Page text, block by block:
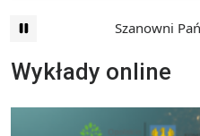
Szanowni Państwo,
Wykłady online